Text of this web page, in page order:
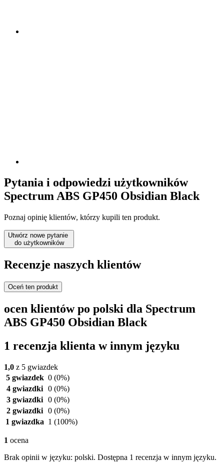
Pytania i odpowiedzi użytkowników
Spectrum ABS GP450 Obsidian Black
Poznaj opinię klientów, którzy kupili ten produkt.
Utwórz nowe pytanie
do użytkowników
Recenzje naszych klientów
Oceń ten produkt
ocen klientów po polski dla Spectrum
ABS GP450 Obsidian Black
1 recenzja klienta w innym języku
1,0 z 5 gwiazdek
5 gwiazdek 0 (0%)
4 gwiazdki 0 (0%)
3 gwiazdki 0 (0%)
2 gwiazdki 0 (0%)
1 gwiazdka 1 (100%)
1 ocena
Brak opinii w języku: polski. Dostępna 1 recenzja w innym języku.